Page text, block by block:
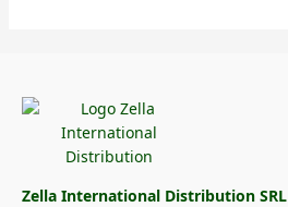
Zella International Distribution SRL